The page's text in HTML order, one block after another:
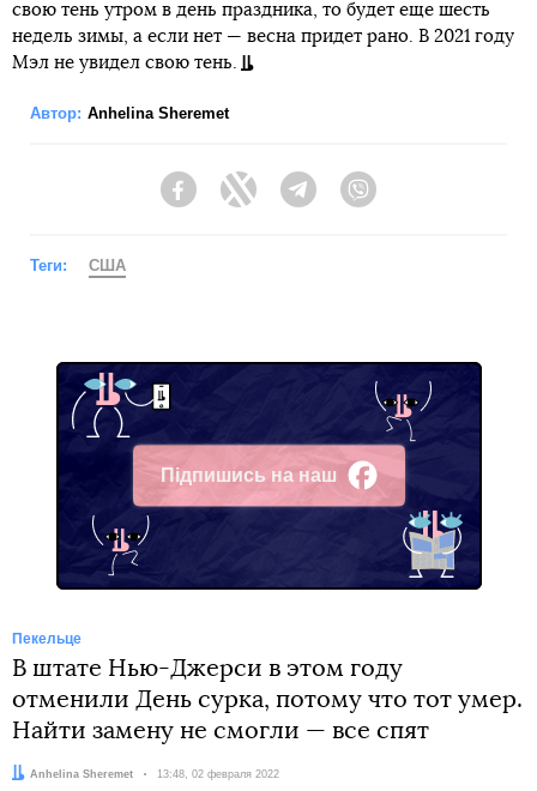
свою тень утром в день праздника, то будет еще шесть
недель зимы, а если нет — весна придет рано. В 2021 году
Мэл не увидел свою тень.
Автор: Anhelina Sheremet
FacebookTwitter Telegram
Теги: США
Підпишись на наш
Facebook
Пекельце
В штате Нью-Джерси в этом году
отменили День сурка, потому что тот умер.
Найти замену не смогли — все спят
Автор:
Anhelina Sheremet Дата:
13:48, 02 февраля 2022